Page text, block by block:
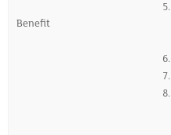
Benefit